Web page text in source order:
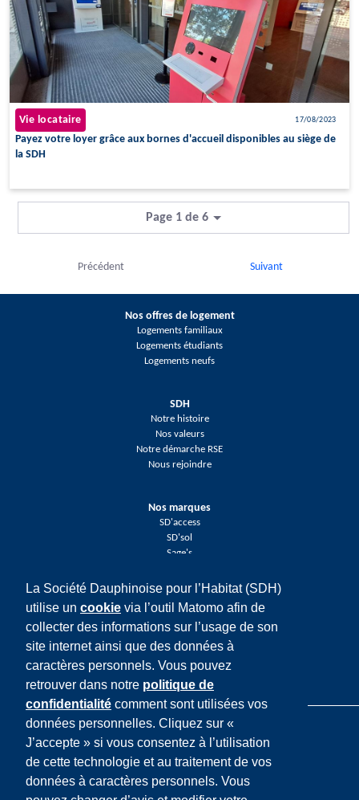
La Société Dauphinoise pour l’Habitat (SDH)
utilise un cookie via l’outil Matomo afin de
collecter des informations sur l’usage de son
site internet ainsi que des données à
caractères personnels. Vous pouvez
retrouver dans notre politique de
confidentialité comment sont utilisées vos
données personnelles. Cliquez sur «
J’accepte » si vous consentez à l’utilisation
de cette technologie et au traitement de vos
données à caractères personnels. Vous
Vie locataire 17/08/2023
Payez votre loyer grâce aux bornes d'accueil disponibles au siège de
la SDH
Page 1 de 6
Précédent Suivant
Nos offres de logement
Logements familiaux
Logements étudiants
Logements neufs
SDH
Notre histoire
Nos valeurs
Notre démarche RSE
Nous rejoindre
Nos marques
SD'access
SD'sol
Sage's
Réseaux sociaux
Facebook
Twitter
LinkedIn
Instagram